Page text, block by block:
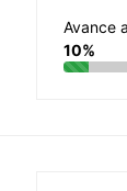
Avance
10%